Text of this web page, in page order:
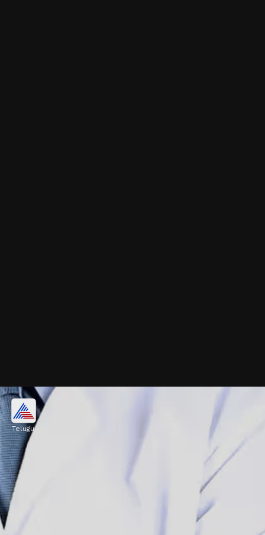
జీలకర్రలో విటమిన్‌ సి, ఐరన్‌ పుష్కలంగా ఉంటాయి. ఇవి
రోగనిరోధక శక్తిని పెంచడంలో కీలక పాత్ర పోషిస్తుంది.
Image credits: Getty
Telugu